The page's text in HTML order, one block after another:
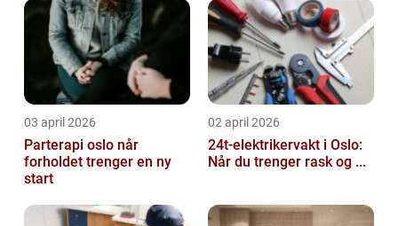
03 april 2026
Parterapi oslo når
forholdet trenger en ny
start
02 april 2026
24t-elektrikervakt i Oslo:
Når du trenger rask og ...